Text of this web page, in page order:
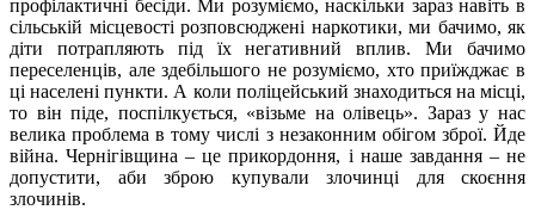
профілактичні бесіди. Ми розуміємо, наскільки зараз навіть в
сільській місцевості розповсюджені наркотики, ми бачимо, як
діти потрапляють під їх негативний вплив. Ми бачимо
переселенців, але здебільшого не розуміємо, хто приїжджає в
ці населені пункти. А коли поліцейський знаходиться на місці,
то він піде, поспілкується, «візьме на олівець». Зараз у нас
велика проблема в тому числі з незаконним обігом зброї. Йде
війна. Чернігівщина – це прикордоння, і наше завдання – не
допустити, аби зброю купували злочинці для скоєння
злочинів.